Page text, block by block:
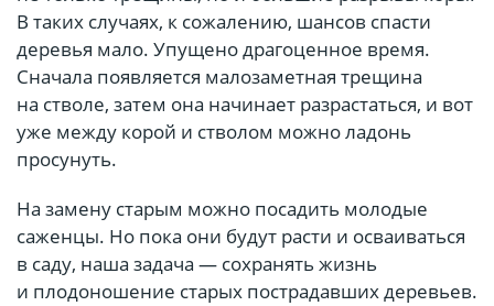
В таких случаях, к сожалению, шансов спасти
деревья мало. Упущено драгоценное время.
Сначала появляется малозаметная трещина
на стволе, затем она начинает разрастаться, и вот
уже между корой и стволом можно ладонь
просунуть.
На замену старым можно посадить молодые
саженцы. Но пока они будут расти и осваиваться
в саду, наша задача — сохранять жизнь
и плодоношение старых пострадавших деревьев.